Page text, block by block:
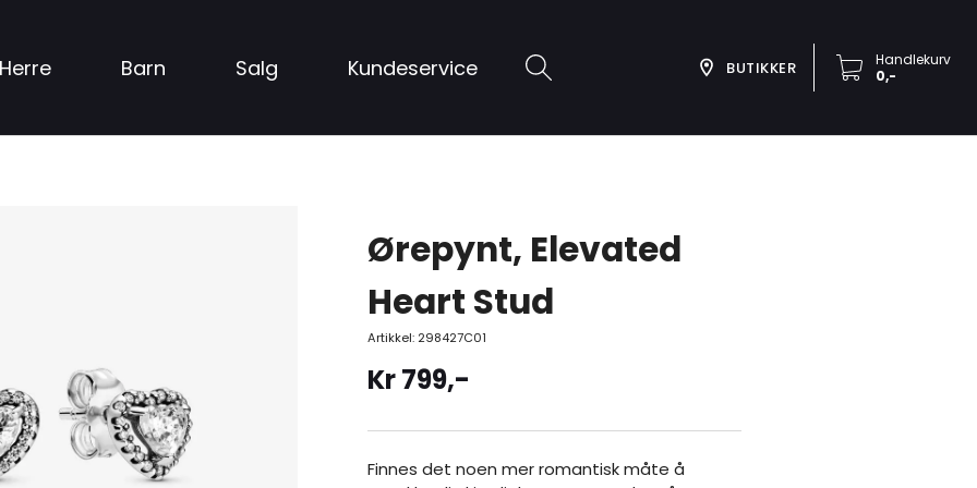
Barn Salg Kundeservice BUTIKKER
Handlekurv
0,-
Ørepynt, Elevated
Heart Stud
Artikkel: 298427C01
Kr799,-
Finnes det noen mer romantisk måte å